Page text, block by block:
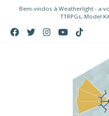
Bem-vindos à Weatherlight - a
TTRPGs, Model